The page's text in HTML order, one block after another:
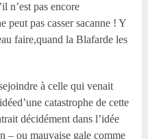
n’est pas encore
peut pas casser sacanne ! Y
faire,quand la Blafarde les
à celle qui venait
catastrophe de cette
décidément dans l’idée
– ou mauvaise gale comme